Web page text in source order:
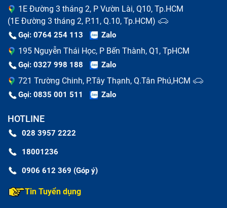
Dấu hiệu Ipad 8Th Không Nhận bị lỗi
Nguyên nhân phổ biến khiến Ipad 8Th
Không Nhận hư hỏng
1E Đường 3 tháng 2, P Vườn Lài, Q10, Tp.HCM
(1E Đường 3 tháng 2, P.11, Q.10, Tp.HCM)
Gọi: 0764 254 113 Zalo
195 Nguyễn Thái Học, P Bến Thành, Q1, TpHCM
Gọi: 0327 998 188 Zalo
721 Trường Chinh, P.Tây Thạnh, Q.Tân Phú,HCM
Gọi: 0835 001 511 Zalo
HOTLINE
028 3957 2222
18001236
0906 612 369 (Góp ý)
Tin Tuyển dụng